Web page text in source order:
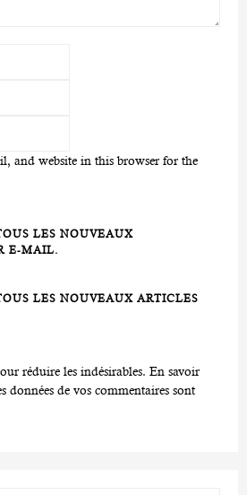
and website in this browser for the
LES NOUVEAUX
E-MAIL.
LES NOUVEAUX ARTICLES
réduire les indésirables. En savoir
données de vos commentaires sont